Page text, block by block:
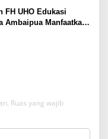
FH UHO Edukasi
Ambaipua Manfaatkan
Ruas yang wajib